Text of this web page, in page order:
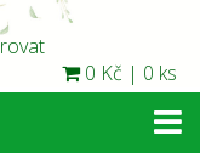
0 Kč | 0 ks